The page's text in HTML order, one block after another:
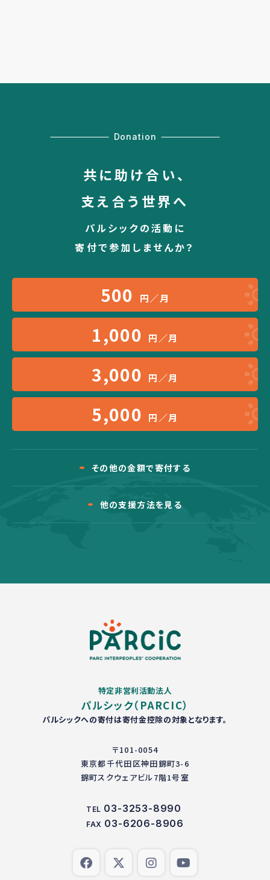
Donation
共に助け合い、
支え合う世界へ
パルシックの活動に
寄付で参加しませんか？
500 円／月
1,000 円／月
3,000 円／月
5,000 円／月
その他の金額で寄付する
他の支援方法を見る
特定非営利活動法人
パルシック（PARCIC）
パルシックへの寄付は寄付金控除の対象となります。
〒101-0054
東京都千代田区神田錦町3-6
錦町スクウェアビル7階1号室
TEL 03-3253-8990
FAX 03-6206-8906